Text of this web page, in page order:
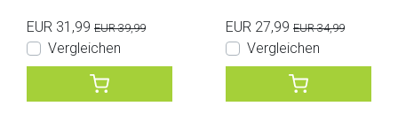
EUR 31,99 EUR 39,99
Vergleichen
EUR 27,99 EUR 34,99
Vergleichen